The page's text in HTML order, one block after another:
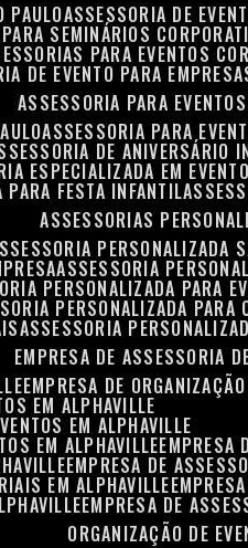
PAULO ASSESSORIA DE
PARA SEMINÁRIOS
PARA EVENTOS
DE EVENTO PARA
ASSESSORIA PARA
ASSESSORIA PARA
DE ANIVERSÁRIO
ESPECIALIZADA EM
PARA FESTA INFANTIL
ASSESSORIAS
ASSESSORIA PERSONALIZADA
ASSESSORIA
PERSONALIZADA PARA
PERSONALIZADA PARA
ASSESSORIA
EMPRESA DE ASSESSORIA
EMPRESA DE
EM ALPHAVILLE
EM ALPHAVILLE
EM ALPHAVILLE
EMPRESA DE
EM ALPHAVILLE
EMPRESA DE
ORGANIZAÇÃO DE